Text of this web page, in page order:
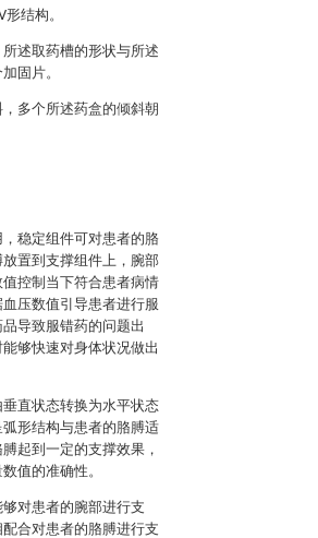
结构。
述取药槽的形状与所述
固片。
多个所述药盒的倾斜朝
稳定组件可对患者的胳
置到支撑组件上，腕部
控制当下符合患者病情
压数值引导患者进行服
导致服错药的问题出
够快速对身体状况做出
直状态转换为水平状态
形结构与患者的胳膊适
起到一定的支撑效果，
值的准确性。
对患者的腕部进行支
合对患者的胳膊进行支